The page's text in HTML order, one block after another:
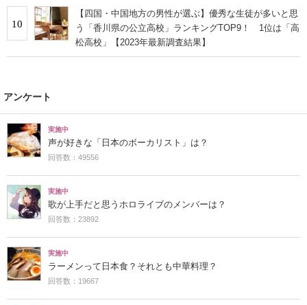
10
【四国・中国地方の男性が選ぶ】優秀な生徒が多いと思
う「香川県の公立高校」ランキングTOP9！ 1位は「高
松高校」【2023年最新調査結果】
アンケート
実施中
声が好きな「日本のボーカリスト」は？
回答数：49556
実施中
歌が上手だと思うホロライブのメンバーは？
回答数：23892
実施中
ラーメンって日本食？それとも中華料理？
回答数：19667